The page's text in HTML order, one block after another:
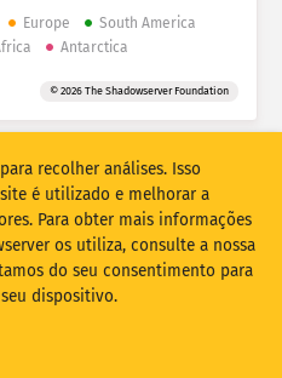
Sobreposição
Redefinir
como PNG
Europe
South America
Antarctica
© 2026 The Shadowserver Foundation
FOUNDATION
Contacte-nos Créditos
recolher análises. Isso
é utilizado e melhorar a
Para obter mais informações
os utiliza, consulte a nossa
do seu consentimento para
dispositivo.